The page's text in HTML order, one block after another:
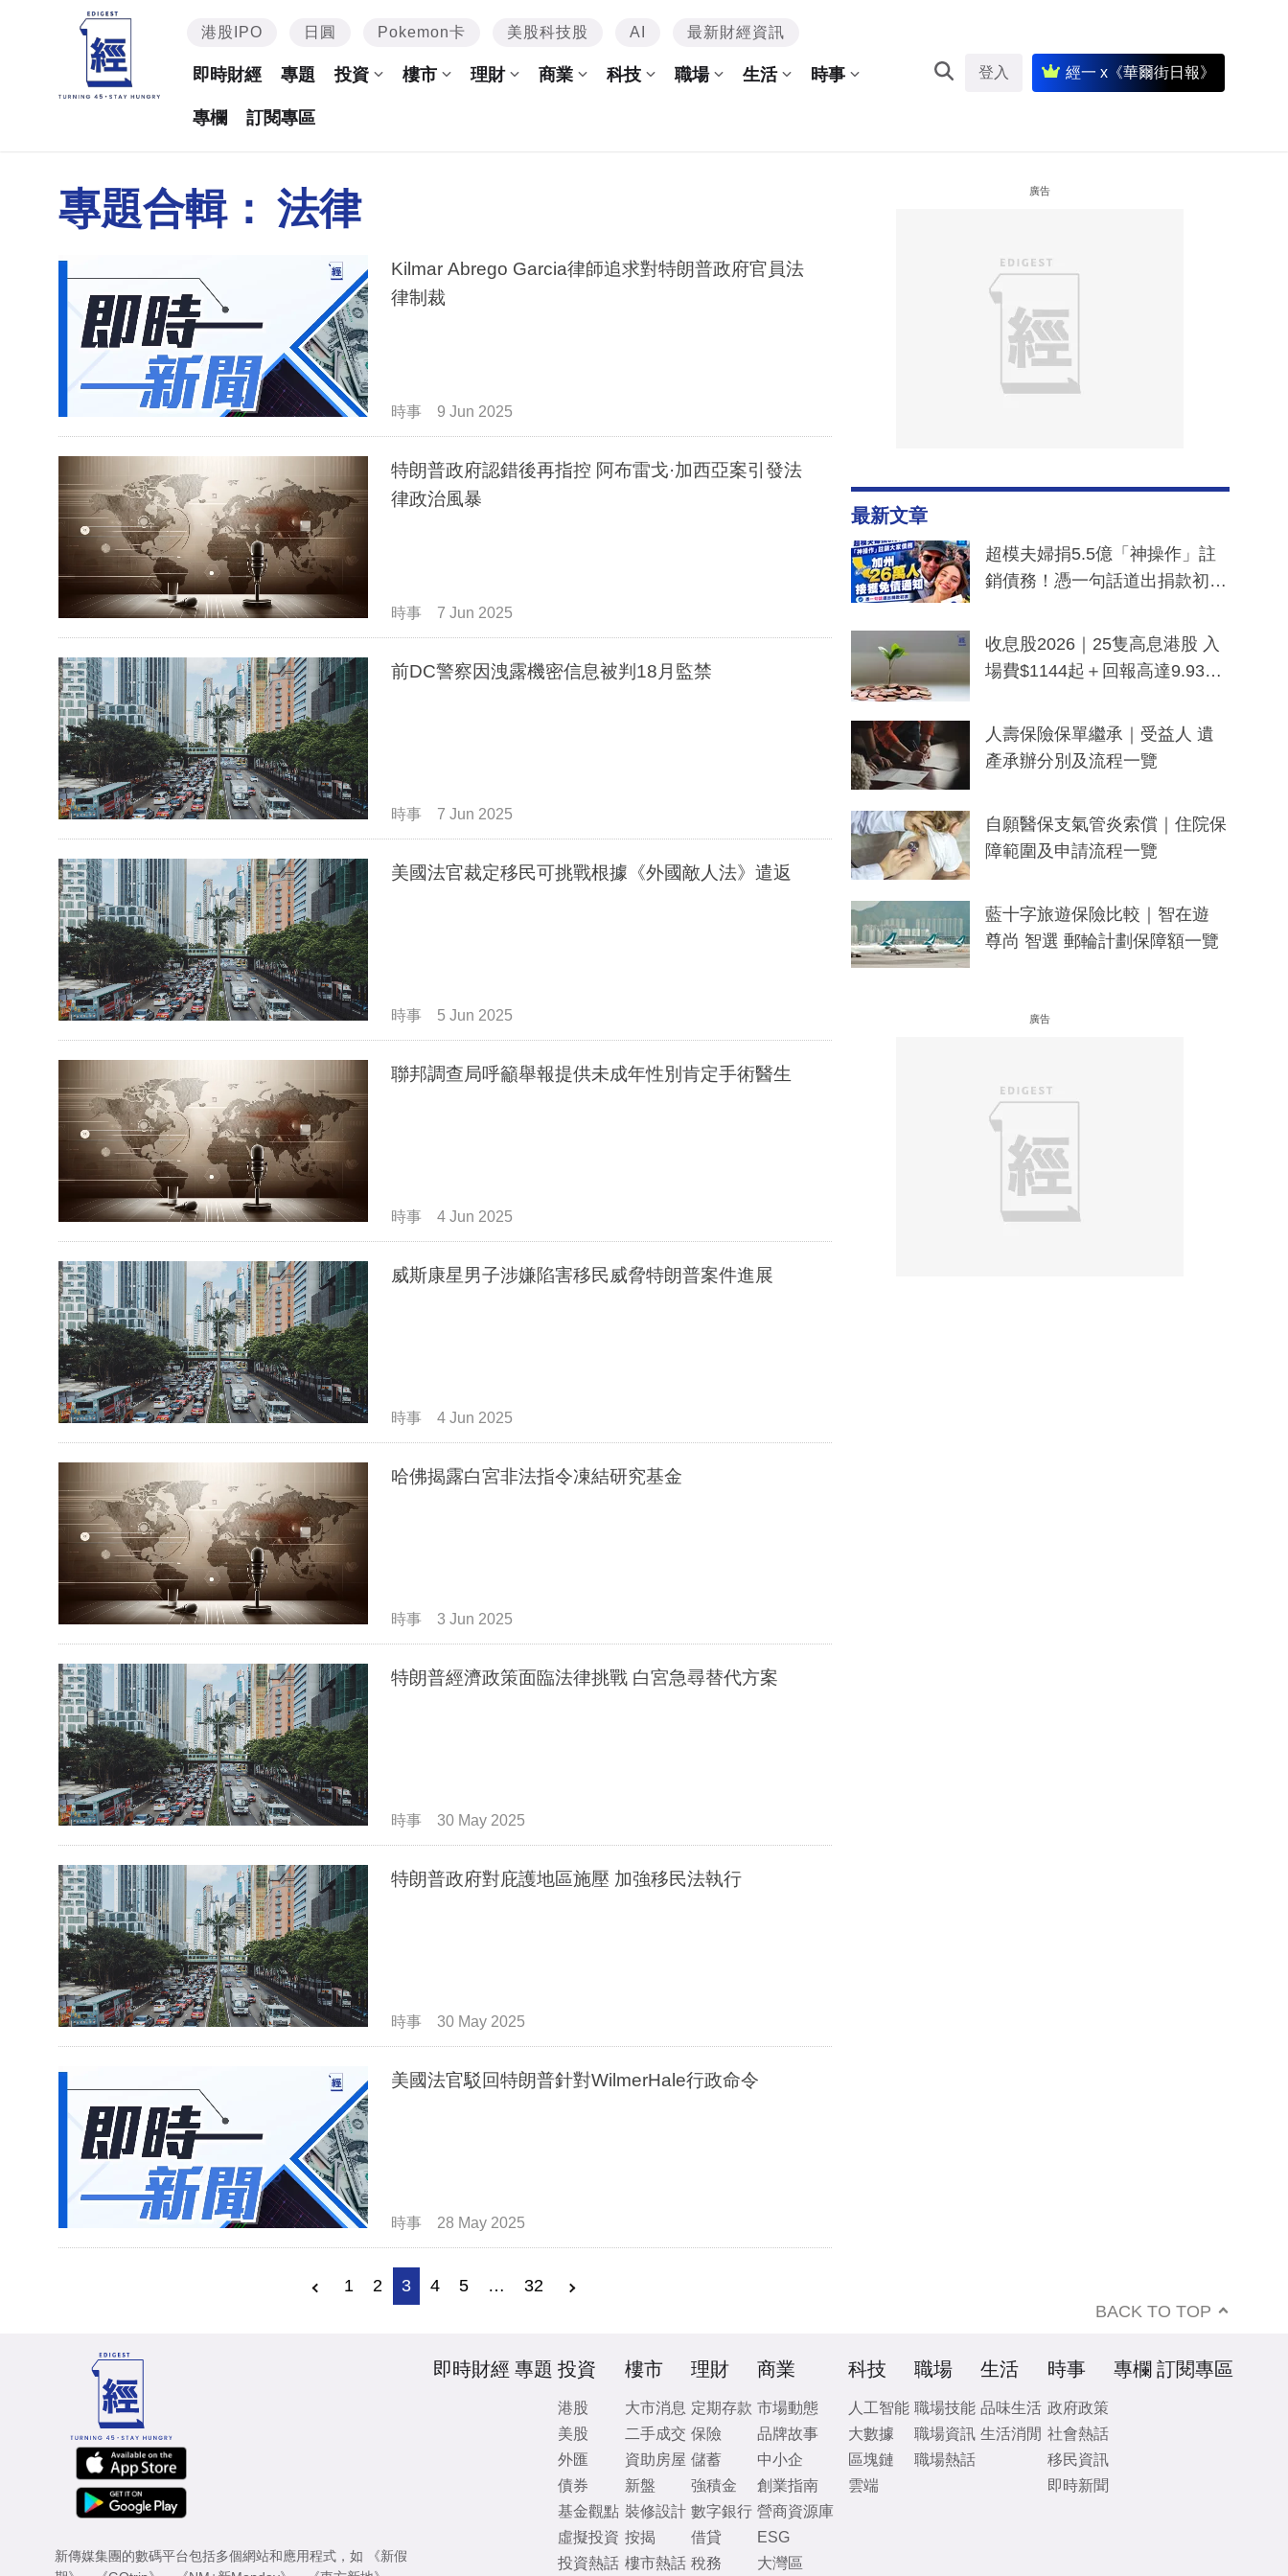
港股IPO 日圓 Pokemon卡 美股科技股 AI 最新財經資訊
即時財經 專題 投資 樓市 理財 商業 科技 職場 生活 時事
專欄 訂閱專區
登入 經一 x《華爾街日報》
專題合輯： 法律
Kilmar Abrego Garcia律師追求對特朗普政府官員法
律制裁
時事 9 Jun 2025
特朗普政府認錯後再指控 阿布雷戈·加西亞案引發法
律政治風暴
時事 7 Jun 2025
前DC警察因洩露機密信息被判18月監禁
時事 7 Jun 2025
美國法官裁定移民可挑戰根據《外國敵人法》遣返
時事 5 Jun 2025
聯邦調查局呼籲舉報提供未成年性別肯定手術醫生
時事 4 Jun 2025
威斯康星男子涉嫌陷害移民威脅特朗普案件進展
時事 4 Jun 2025
哈佛揭露白宮非法指令凍結研究基金
時事 3 Jun 2025
特朗普經濟政策面臨法律挑戰 白宮急尋替代方案
時事 30 May 2025
特朗普政府對庇護地區施壓 加強移民法執行
時事 30 May 2025
美國法官駁回特朗普針對WilmerHale行政命令
時事 28 May 2025
1 2 3 4 5 … 32
廣告
最新文章
超模夫婦捐5.5億「神操作」註
銷債務！憑一句話道出捐款初
一度被誤當詐騙手段
收息股2026｜25隻高息港股 入
場費$1144起＋回報高達9.93
人壽保險保單繼承｜受益人 遺
產承辦分別及流程一覽
自願醫保支氣管炎索償｜住院保
障範圍及申請流程一覽
藍十字旅遊保險比較｜智在遊
尊尚 智選 郵輪計劃保障額一覽
廣告
BACK TO TOP
新傳媒集團的數碼平台包括多個網站和應用程式，如
《新假
即時財經 專題 投資
港股
美股
外匯
債券
基金觀點
虛擬投資
投資熱話
樓市
大市消息
二手成交
資助房屋
新盤
裝修設計
按揭
樓市熱話
理財
定期存款
保險
儲蓄
強積金
數字銀行
借貸
稅務
商業
市場動態
品牌故事
中小企
創業指南
營商資源庫
ESG
大灣區
科技
人工智能
大數據
區塊鏈
雲端
職場
職場技能
職場資訊
職場熱話
生活
品味生活
生活消閒
時事
政府政策
社會熱話
移民資訊
即時新聞
專欄 訂閱專區